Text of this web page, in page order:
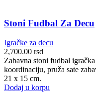
Stoni Fudbal Za Decu
Igračke za decu
2,700.00 rsd
Zabavna stoni fudbal
koordinaciju, pruža sate
21 x 15 cm.
Dodaj u korpu